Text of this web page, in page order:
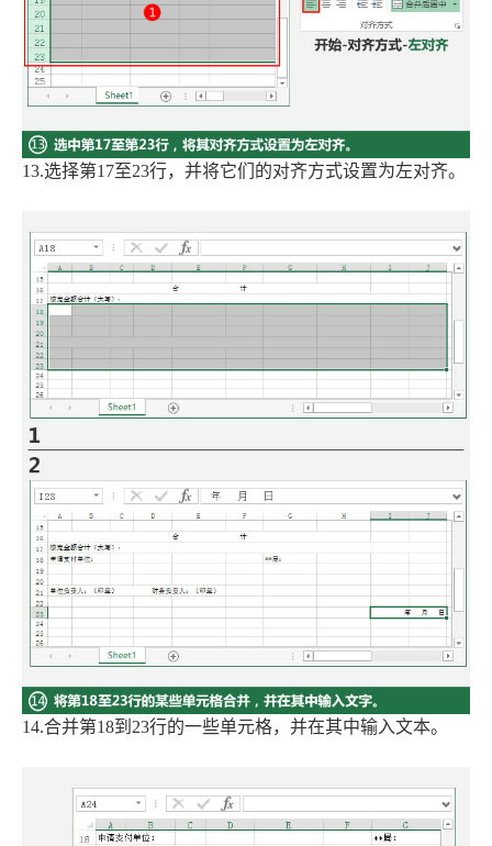
13.选择第17至23行，并将它们的对齐方式设置为左对齐。
14.合并第18到23行的一些单元格，并在其中输入文本。